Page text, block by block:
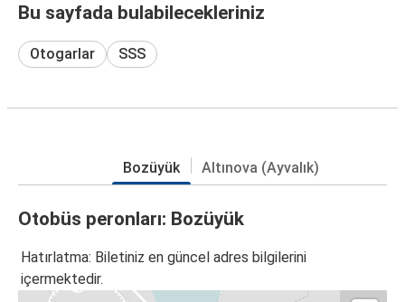
Bu sayfada bulabilecekleriniz
Otogarlar SSS
Bozüyük Altınova (Ayvalık)
Otobüs peronları: Bozüyük
Hatırlatma: Biletiniz en güncel adres bilgilerini
içermektedir.